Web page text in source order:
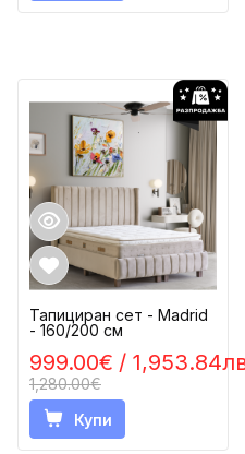
999.00€ /
1,280.00€
Тапициран сет - Madrid
- 160/200 см
Купи